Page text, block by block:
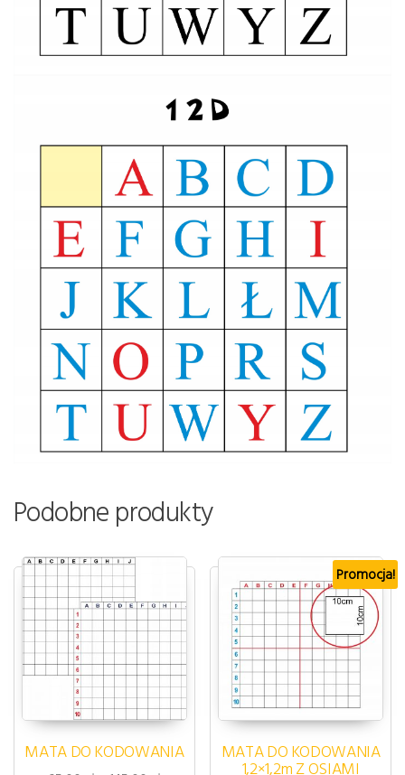
Podobne produkty
MATA DO KODOWANIA
Promocja!
MATA DO KODOWANIA
1,2×1,2m Z OSIAMI